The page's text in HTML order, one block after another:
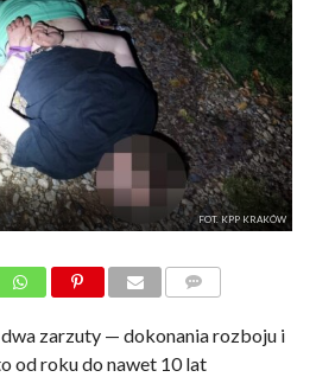
FOT. KPP KRAKÓW
dwa zarzuty — dokonania rozboju i
od roku do nawet 10 lat